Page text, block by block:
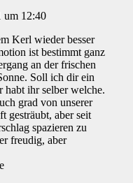
um 12:40
Kerl wieder besser
ist bestimmt ganz
an der frischen
Soll ich dir ein
habt ihr selber welche.
grad von unserer
gesträubt, aber seit
spazieren zu
freudig, aber